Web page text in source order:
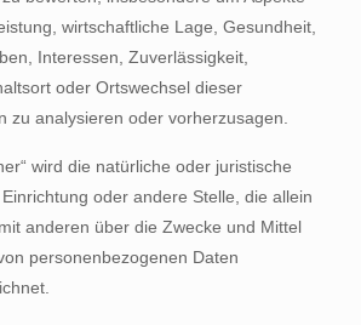
wirtschaftliche Lage, Gesundheit,
Interessen, Zuverlässigkeit,
oder Ortswechsel dieser
zu analysieren oder vorherzusagen.
wird die natürliche oder juristische
oder andere Stelle, die allein
anderen über die Zwecke und Mittel
personenbezogenen Daten